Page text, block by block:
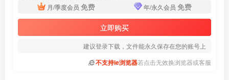
月/季度会员 免费 年/永久会员 免费
立即购买
建议登录下载，文件能永久保存在您的账号上
不支持ie浏览器若点击无效换浏览器或客服